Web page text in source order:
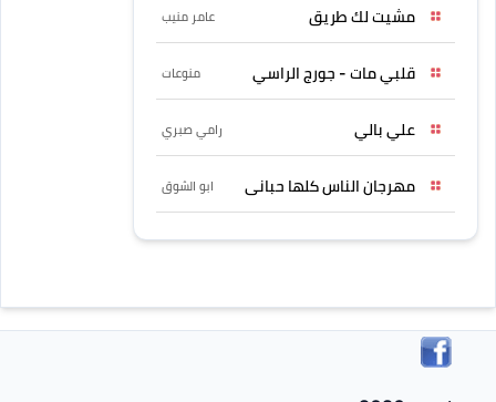
مشيت لك طريق عامر منيب
قلبي مات - جورج الراسي منوعات
علي بالي رامي صبري
مهرجان الناس كلها حبانى ابو الشوق